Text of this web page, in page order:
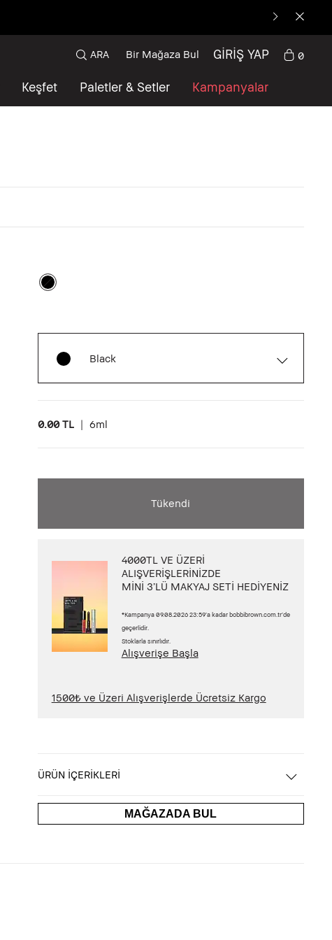
Keşfet Paletler & Setler Kampanyalar
ARA Bir Mağaza Bul GİRİŞ YAP 0
Black
0.00 TL | 6ml
Tükendi
4000TL VE ÜZERİ
ALIŞVERİŞLERİNİZDE
MİNİ 3’LÜ MAKYAJ SETİ HEDİYENİZ
*Kampanya 09.08.2026 23:59’a kadar bobbibrown.com.tr’de
geçerlidir.
Stoklarla sınırlıdır.
Alışverişe Başla
1500₺ ve Üzeri Alışverişlerde Ücretsiz Kargo
ÜRÜN İÇERİKLERİ
MAĞAZADA BUL